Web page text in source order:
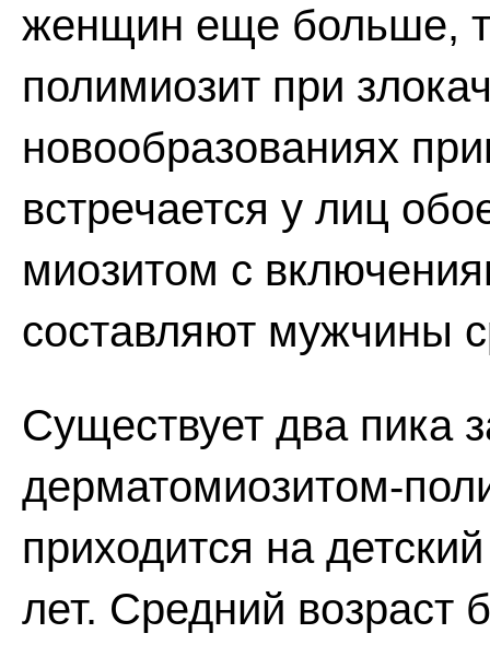
женщин еще больше,
полимиозит при
новообразованиях
встречается у лиц
миозитом с
составляют мужчины
Существует два пика
дерматомиозитом-
приходится на
лет. Средний возраст